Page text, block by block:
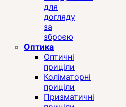
для
догляду
за
зброєю
Оптика
Оптичні
приціли
Коліматорні
приціли
Призматичні